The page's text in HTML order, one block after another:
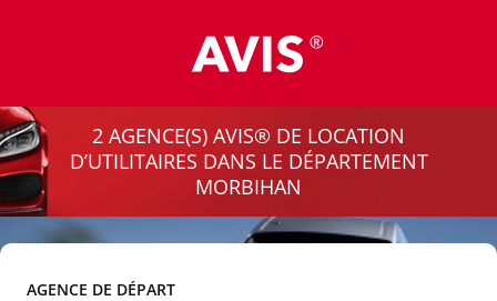
AVIS
Véhicules
Utilitaires
2 AGENCE(S) AVIS® DE LOCATION
D’UTILITAIRES DANS LE DÉPARTEMENT
MORBIHAN
AGENCE DE DÉPART